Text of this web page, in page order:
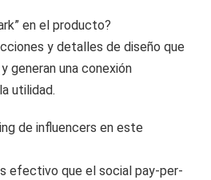
en el producto?
y detalles de diseño que
generan una conexión
utilidad.
de influencers en este
efectivo que el social pay-per-